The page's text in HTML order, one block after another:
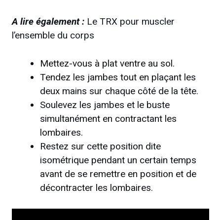
A lire également : Le TRX pour muscler
l’ensemble du corps
Mettez-vous à plat ventre au sol.
Tendez les jambes tout en plaçant les
deux mains sur chaque côté de la tête.
Soulevez les jambes et le buste
simultanément en contractant les
lombaires.
Restez sur cette position dite
isométrique pendant un certain temps
avant de se remettre en position et de
décontracter les lombaires.